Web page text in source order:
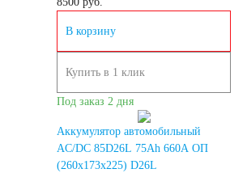
В корзину
Купить в 1 клик
Под заказ 2 дня
Аккумулятор автомобильный
AC/DC 85D26L 75Ah 660A OП
(260x173x225) D26L